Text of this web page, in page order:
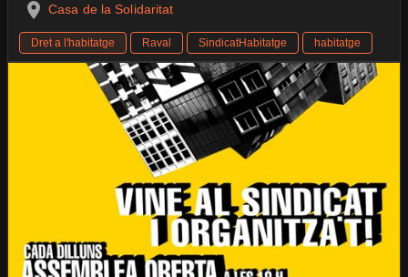
Casa de la Solidaritat
Dret a l'habitatge Raval SindicatHabitatge habitatge